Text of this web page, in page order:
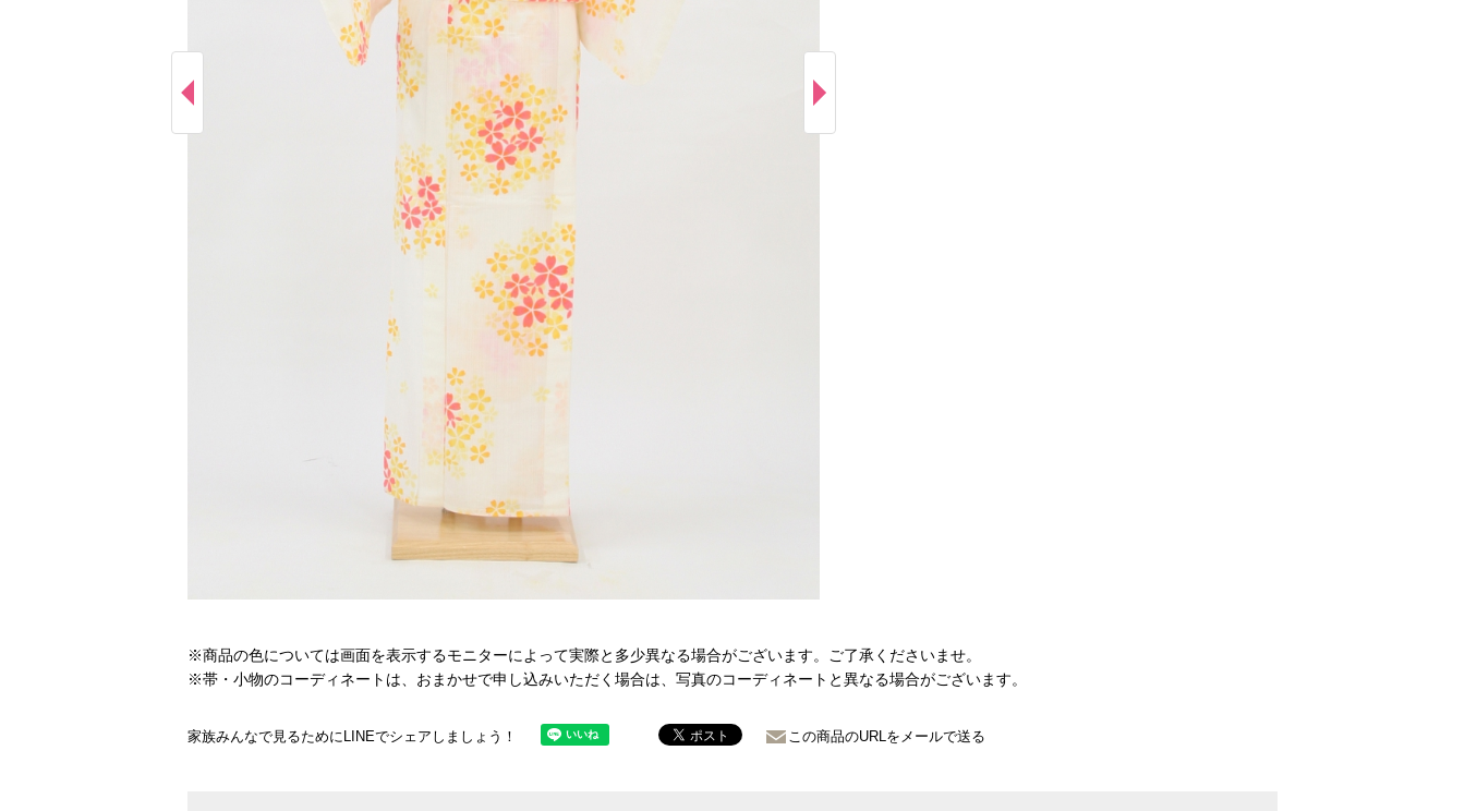
※商品の色については画面を表示するモニターによって実際と多少異なる場合がございます。ご了承くださいませ。
※帯・小物のコーディネートは、おまかせで申し込みいただく場合は、写真のコーディネートと異なる場合がございます。
家族みんなで見るためにLINEでシェアしましょう！ この商品のURLをメールで送る